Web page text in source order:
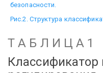
безопасности.
Рис.2. Структура
Т А Б Л И Ц А 1